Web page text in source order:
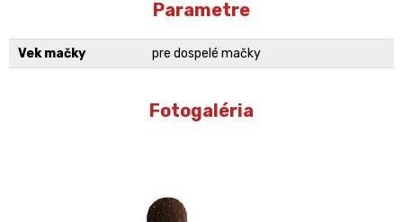
Parametre
Vek mačky pre dospelé mačky
Fotogaléria